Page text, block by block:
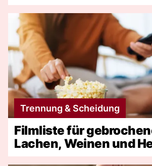
Trennung & Scheidung
Filmliste für
Lachen, Weinen und